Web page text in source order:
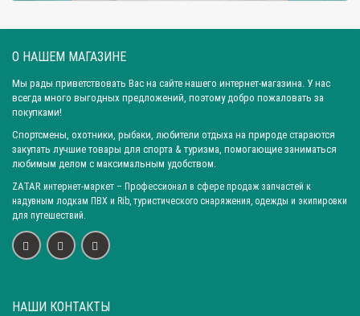
О НАШЕМ МАГАЗИНЕ
Мы рады приветствовать Вас на сайте нашего интернет-магазина. У нас
всегда много выгодных предложений, поэтому добро пожаловать за
покупками!
Спортсмены, охотники, рыбаки, любители отдыха на природе стараются
закупать лучшие товары для спорта & туризма, помогающие заниматься
любимым делом с максимальным удобством.
ZATAR интернет-маркет – Профессионал в сфере продаж запчастей к
надувным лодкам ПВХ и Rib, туристического снаряжения, одежды и экипировки
для путешествий.
НАШИ КОНТАКТЫ